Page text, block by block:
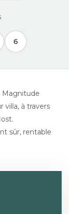
6
Magnitude
villa, à travers
sûr, rentable